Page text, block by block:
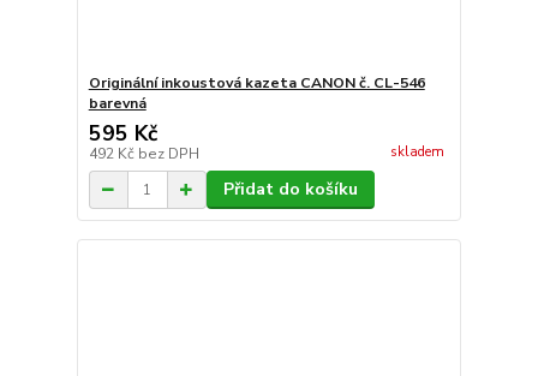
Originální inkoustová kazeta CANON č. CL-546
barevná
595 Kč
492 Kč bez DPH skladem
Přidat do košíku